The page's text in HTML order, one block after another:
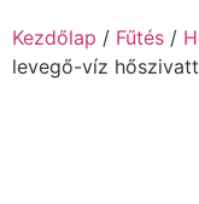
Kezdőlap / Fűtés /
levegő-víz